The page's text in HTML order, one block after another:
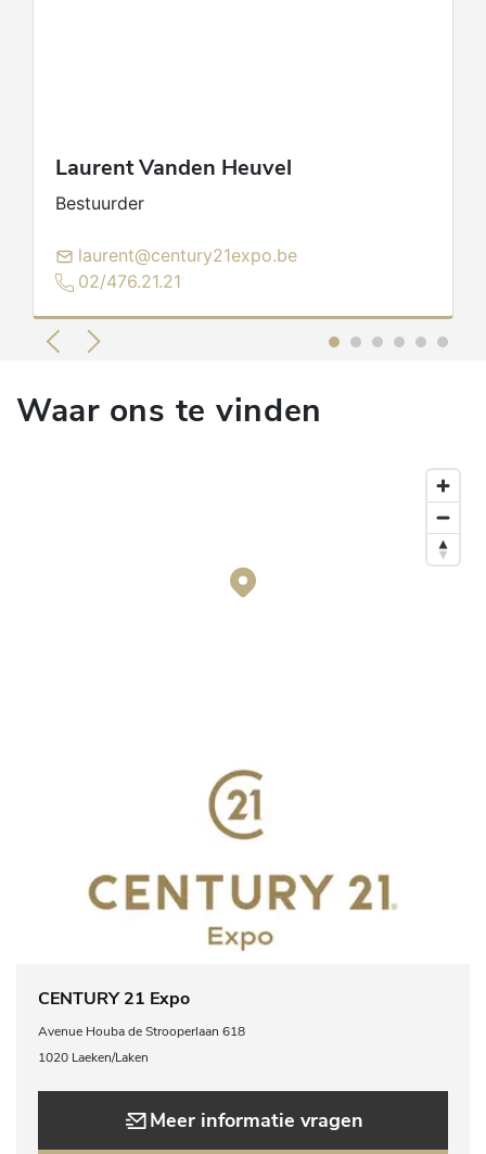
LaurentVanden Heuvel
Bestuurder
laurent@century21expo.be
02/476.21.21
Waar ons te vinden
CENTURY 21 Expo
Avenue Houba de Strooperlaan 618
1020 Laeken/Laken
Meer informatie vragen